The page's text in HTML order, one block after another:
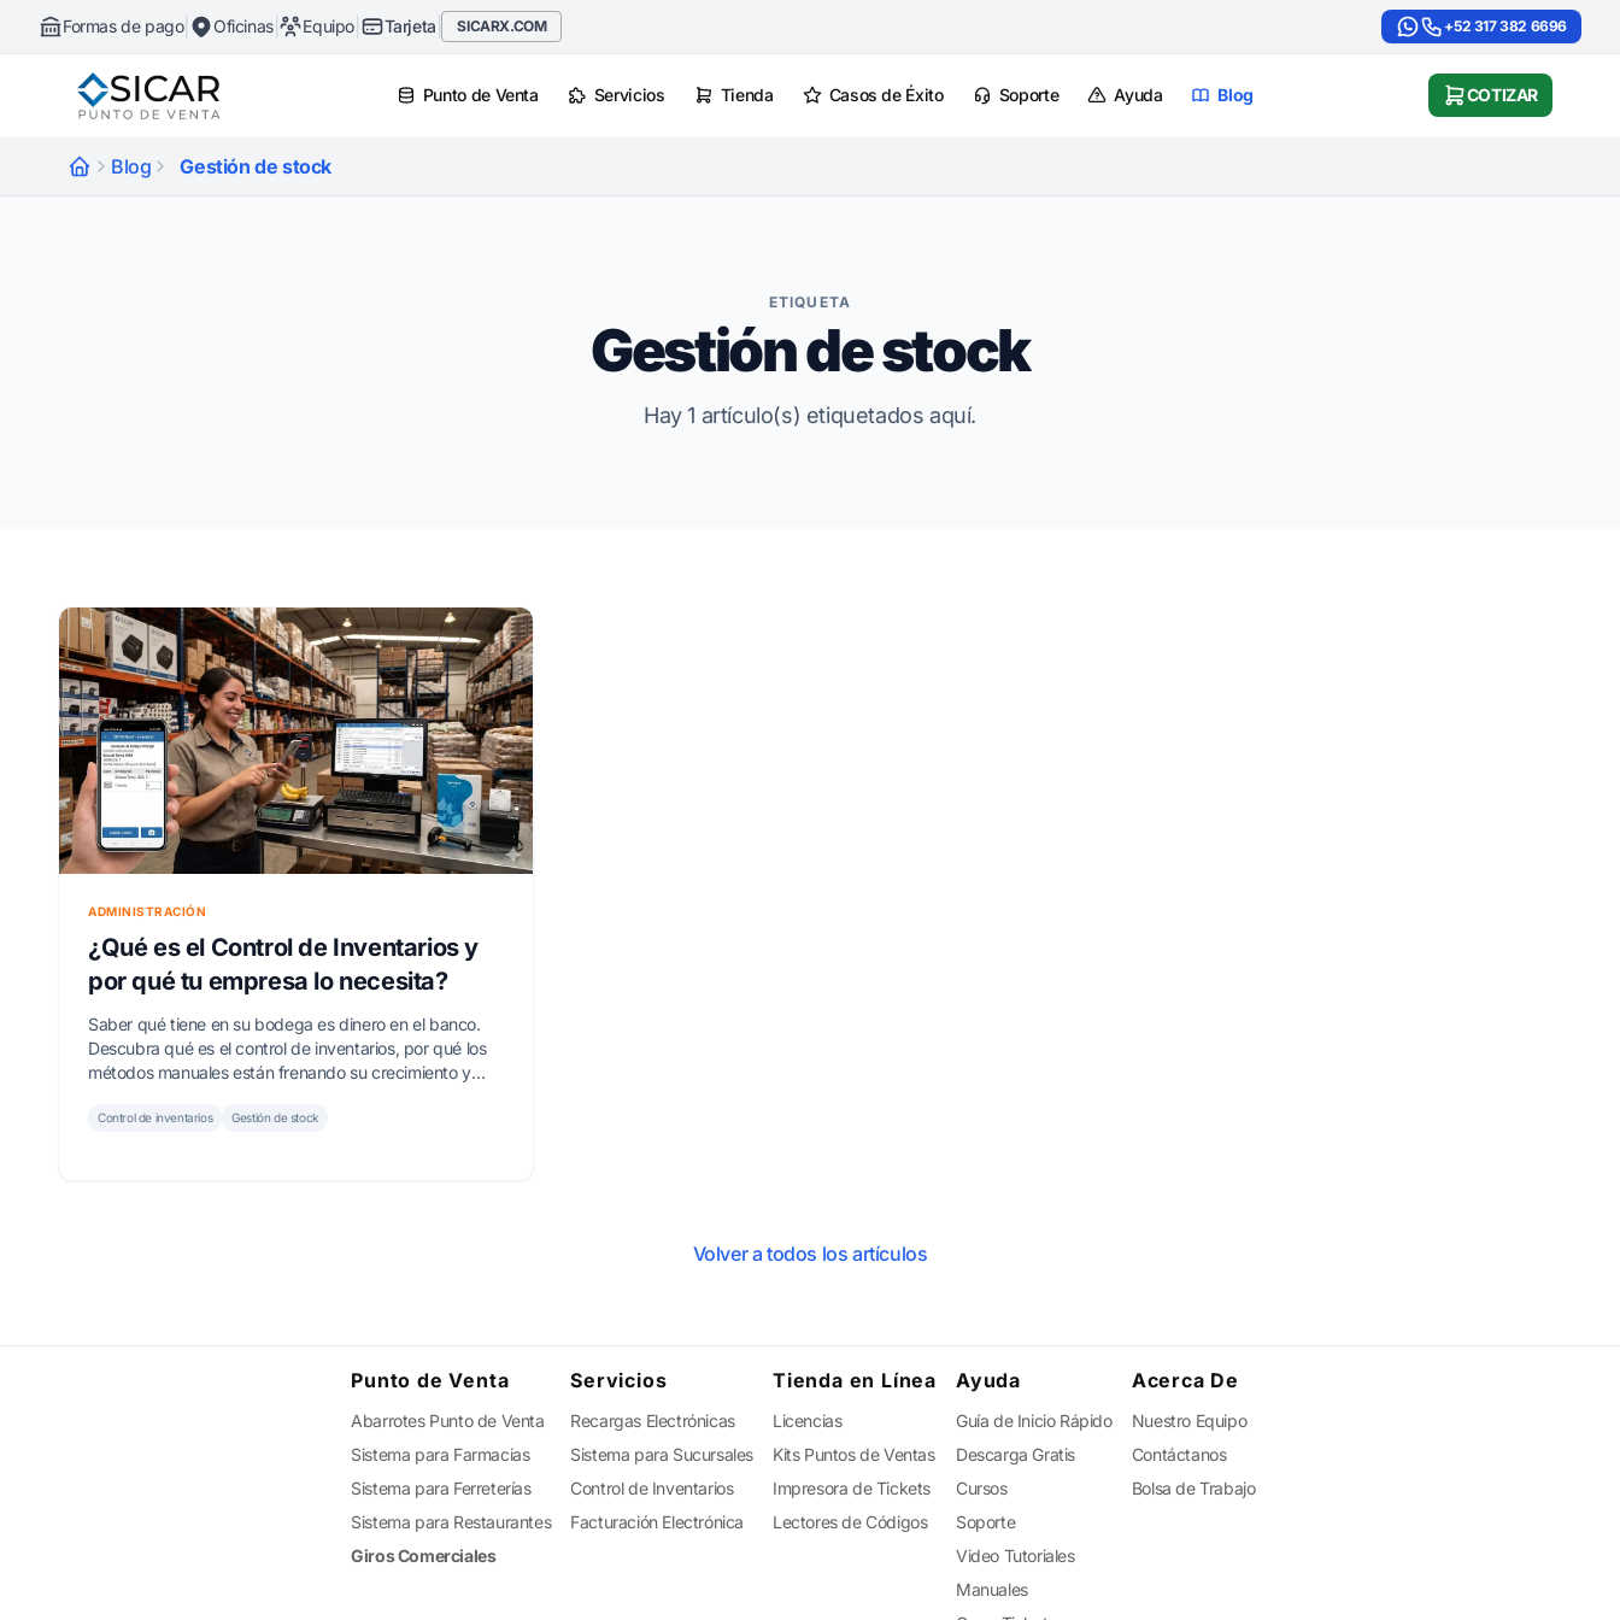
Formas de pago| Oficinas| Equipo Tarjeta SICARX.COM +52 317 382 6696
Punto de Venta Servicios Tienda Casos de Éxito Soporte Ayuda Blog COTIZAR
Blog Gestión de stock
ETIQUETA
Gestión de stock
Hay 1 artículo(s) etiquetados aquí.
ADMINISTRACIÓN
¿Qué es el Control de Inventarios y
por qué tu empresa lo necesita?
Saber qué tiene en su bodega es dinero en el banco.
Descubra qué es el control de inventarios, por qué los
métodos manuales están frenando su crecimiento y
rentable y organizado.
Control de inventarios Gestión de stock
Volver a todos los artículos
Punto de Venta
Abarrotes Punto de Venta
Sistema para Farmacias
Sistema para Ferreterías
Sistema para Restaurantes
Giros Comerciales
Servicios
Recargas Electrónicas
Sistema para Sucursales
Control de Inventarios
Facturación Electrónica
Tienda en Línea
Licencias
Kits Puntos de Ventas
Impresora de Tickets
Lectores de Códigos
Ayuda
Guía de Inicio Rápido
Descarga Gratis
Cursos
Soporte
Video Tutoriales
Manuales
Acerca De
Nuestro Equipo
Contáctanos
Bolsa de Trabajo